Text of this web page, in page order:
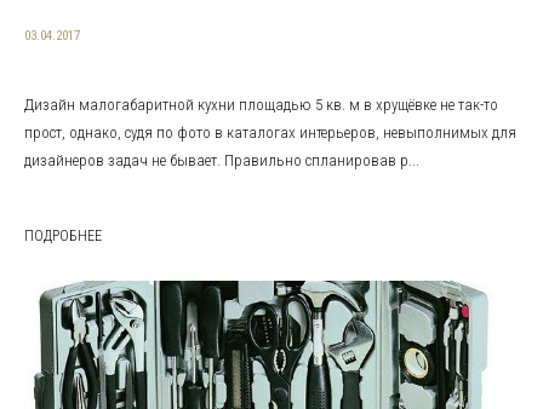
03.04.2017
Дизайн малогабаритной кухни площадью 5 кв. м в хрущёвке не так-то
прост, однако, судя по фото в каталогах интерьеров, невыполнимых для
дизайнеров задач не бывает. Правильно спланировав р...
ПОДРОБНЕЕ